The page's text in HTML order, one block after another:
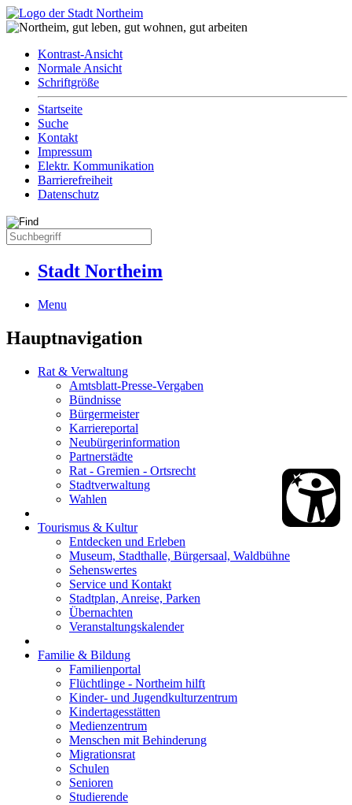
Kontrast-Ansicht
Normale Ansicht
Schriftgröße
Startseite
Suche
Kontakt
Impressum
Elektr. Kommunikation
Barrierefreiheit
Datenschutz
Stadt Northeim
Menu
Hauptnavigation
Rat & Verwaltung
Amtsblatt-Presse-Vergaben
Bündnisse
Bürgermeister
Karriereportal
Neubürgerinformation
Partnerstädte
Rat - Gremien - Ortsrecht
Stadtverwaltung
Wahlen
Tourismus & Kultur
Entdecken und Erleben
Museum, Stadthalle, Bürgersaal, Waldbühne
Sehenswertes
Service und Kontakt
Stadtplan, Anreise, Parken
Übernachten
Veranstaltungskalender
Familie & Bildung
Familienportal
Flüchtlinge - Northeim hilft
Kinder- und Jugendkulturzentrum
Kindertagesstätten
Medienzentrum
Menschen mit Behinderung
Migrationsrat
Schulen
Senioren
Studierende